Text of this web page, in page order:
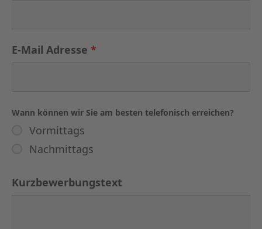
E-Mail Adresse *
Wann können wir Sie am besten telefonisch erreichen?
Vormittags
Nachmittags
Kurzbewerbungstext